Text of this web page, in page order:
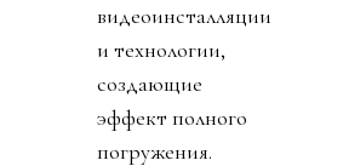
видеоинсталляции
и технологии,
создающие
эффект полного
погружения.